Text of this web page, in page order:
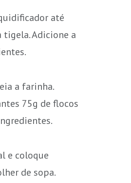
até
Adicione a
a farinha.
75g de flocos
e coloque
de sopa.